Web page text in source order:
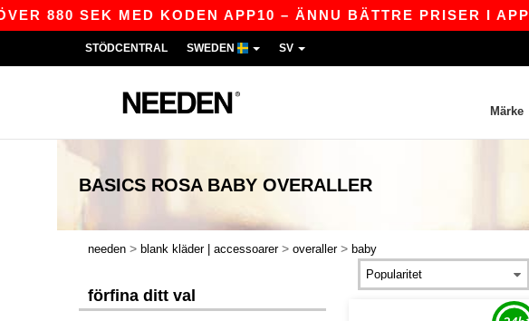
880 SEK MED KODEN APP10 – ÄNNU BÄTTRE PRISER I
STÖDCENTRAL SWEDEN SV
Märke
BASICS ROSA BABY OVERALLER
needen > blank kläder | accessoarer > overaller > baby
förfina ditt val